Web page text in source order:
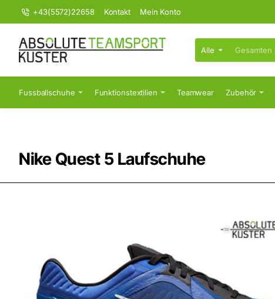
+43(5572)22658 Kontakt Mein Konto
Alle
Gesamten
Shop
Fussballschuhe Funktionstextilien Teamwear Zubehör
Nike Quest 5 Laufschuhe